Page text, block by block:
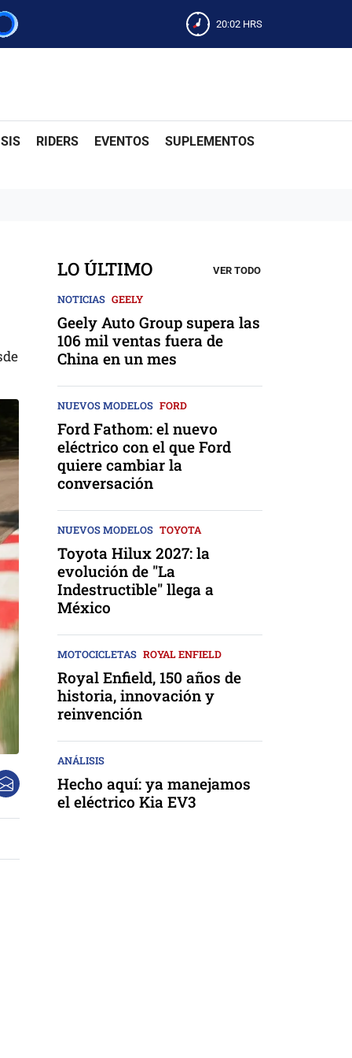
20:02 HRS
RIDERS EVENTOS SUPLEMENTOS
LO ÚLTIMO VER TODO
NOTICIAS GEELY
Geely Auto Group supera las
106 mil ventas fuera de
China en un mes
NUEVOS MODELOS FORD
Ford Fathom: el nuevo
eléctrico con el que Ford
quiere cambiar la
conversación
NUEVOS MODELOS TOYOTA
Toyota Hilux 2027: la
evolución de "La
Indestructible" llega a
México
MOTOCICLETAS ROYAL ENFIELD
Royal Enfield, 150 años de
historia, innovación y
reinvención
ANÁLISIS
Hecho aquí: ya manejamos
el eléctrico Kia EV3